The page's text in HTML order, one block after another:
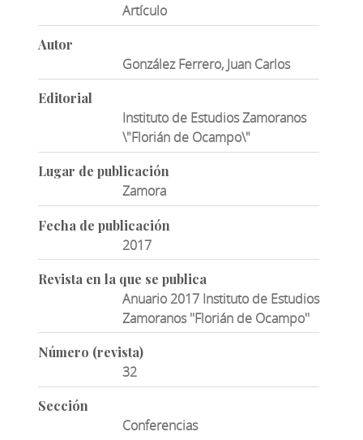
Artículo
Autor
González Ferrero, Juan Carlos
Editorial
Instituto de Estudios Zamoranos
\"Florián de Ocampo\"
Lugar de publicación
Zamora
Fecha de publicación
2017
Revista en la que se publica
Anuario 2017 Instituto de Estudios
Zamoranos ''Florián de Ocampo''
Número (revista)
32
Sección
Conferencias